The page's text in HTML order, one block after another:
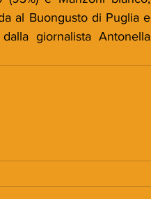
al Buongusto di Puglia e
giornalista Antonella